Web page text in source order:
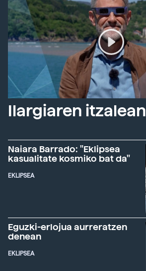
Ilargiaren itzalean
Naiara Barrado: "Eklipsea
kasualitate kosmiko bat da"
EKLIPSEA
Eguzki-erlojua aurreratzen
denean
EKLIPSEA